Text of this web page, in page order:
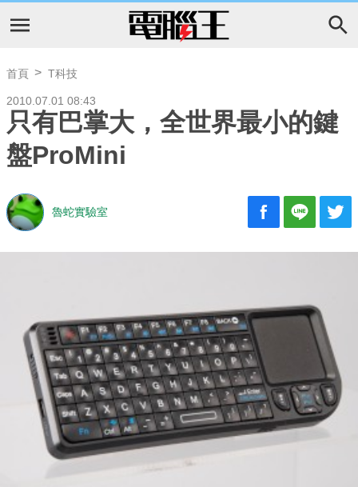
首頁 T科技
2010.07.01 08:43
只有巴掌大，全世界最小的鍵
盤ProMini
魯蛇實驗室